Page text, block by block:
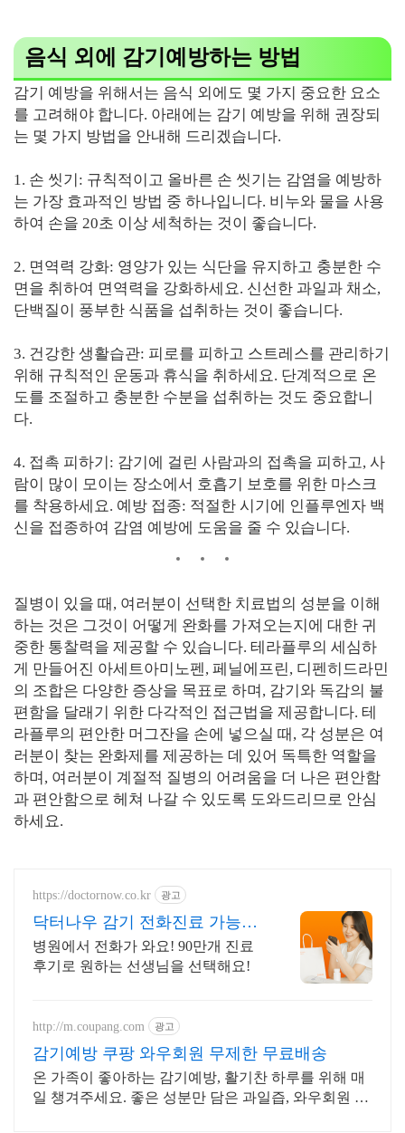
음식 외에 감기예방하는 방법
감기 예방을 위해서는 음식 외에도 몇 가지 중요한 요소
를 고려해야 합니다. 아래에는 감기 예방을 위해 권장되
는 몇 가지 방법을 안내해 드리겠습니다.
1. 손 씻기: 규칙적이고 올바른 손 씻기는 감염을 예방하
는 가장 효과적인 방법 중 하나입니다. 비누와 물을 사용
하여 손을 20초 이상 세척하는 것이 좋습니다.
2. 면역력 강화: 영양가 있는 식단을 유지하고 충분한 수
면을 취하여 면역력을 강화하세요. 신선한 과일과 채소,
단백질이 풍부한 식품을 섭취하는 것이 좋습니다.
3. 건강한 생활습관: 피로를 피하고 스트레스를 관리하기
위해 규칙적인 운동과 휴식을 취하세요. 단계적으로 온
도를 조절하고 충분한 수분을 섭취하는 것도 중요합니
다.
4. 접촉 피하기: 감기에 걸린 사람과의 접촉을 피하고, 사
람이 많이 모이는 장소에서 호흡기 보호를 위한 마스크
를 착용하세요. 예방 접종: 적절한 시기에 인플루엔자 백
신을 접종하여 감염 예방에 도움을 줄 수 있습니다.
질병이 있을 때, 여러분이 선택한 치료법의 성분을 이해
하는 것은 그것이 어떻게 완화를 가져오는지에 대한 귀
중한 통찰력을 제공할 수 있습니다. 테라플루의 세심하
게 만들어진 아세트아미노펜, 페닐에프린, 디펜히드라민
의 조합은 다양한 증상을 목표로 하며, 감기와 독감의 불
편함을 달래기 위한 다각적인 접근법을 제공합니다. 테
라플루의 편안한 머그잔을 손에 넣으실 때, 각 성분은 여
러분이 찾는 완화제를 제공하는 데 있어 독특한 역할을
하며, 여러분이 계절적 질병의 어려움을 더 나은 편안함
과 편안함으로 헤쳐 나갈 수 있도록 도와드리므로 안심
하세요.
https://doctornow.co.kr 광고
닥터나우 감기 전화진료 가능
365일 24시간 진료가능
병원에서 전화가 와요! 90만개 진료
후기로 원하는 선생님을 선택해요!
http://m.coupang.com 광고
감기예방 쿠팡 와우회원 무제한 무료배송
온 가족이 좋아하는 감기예방, 활기찬 하루를 위해 매
일 챙겨주세요. 좋은 성분만 담은 과일즙, 와우회원 무